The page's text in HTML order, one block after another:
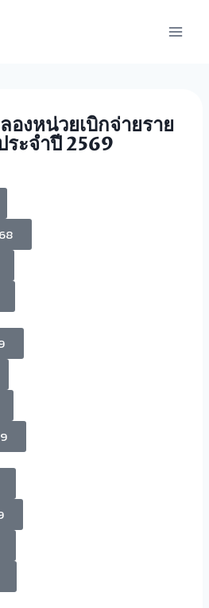
องหน่วยเบิกจ่ายราย
ระจำปี 2569